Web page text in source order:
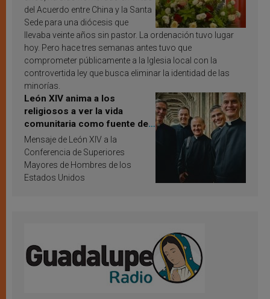
del Acuerdo entre China y la Santa
Sede para una diócesis que
llevaba veinte años sin pastor. La ordenación tuvo lugar
hoy. Pero hace tres semanas antes tuvo que
comprometer públicamente a la Iglesia local con la
controvertida ley que busca eliminar la identidad de las
minorías.
León XIV anima a los
religiosos a ver la vida
comunitaria como fuente de
inspiración y santificación
Mensaje de León XIV a la
Conferencia de Superiores
Mayores de Hombres de los
Estados Unidos